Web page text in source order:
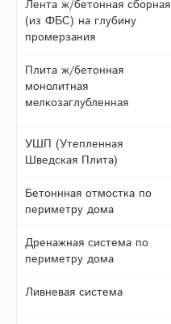
Лента ж/бетонная сборная
(из ФБС) на глубину
промерзания
Плита ж/бетонная
монолитная
мелкозаглубленная
УШП (Утепленная
Шведская Плита)
Бетоннная отмостка по
периметру дома
Дренажная система по
периметру дома
Ливневая система